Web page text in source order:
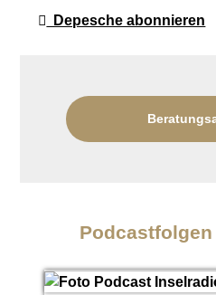
Depesche abonnieren